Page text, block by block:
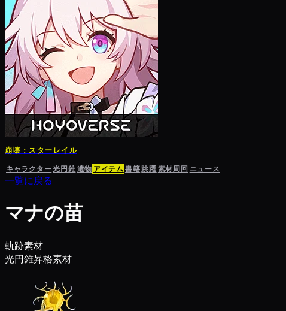
崩壊：スターレイル
キャラクター光円錐遺物 アイテム書籍跳躍素材周回 ニュース
一覧に戻る
マナの苗
軌跡素材
光円錐昇格素材